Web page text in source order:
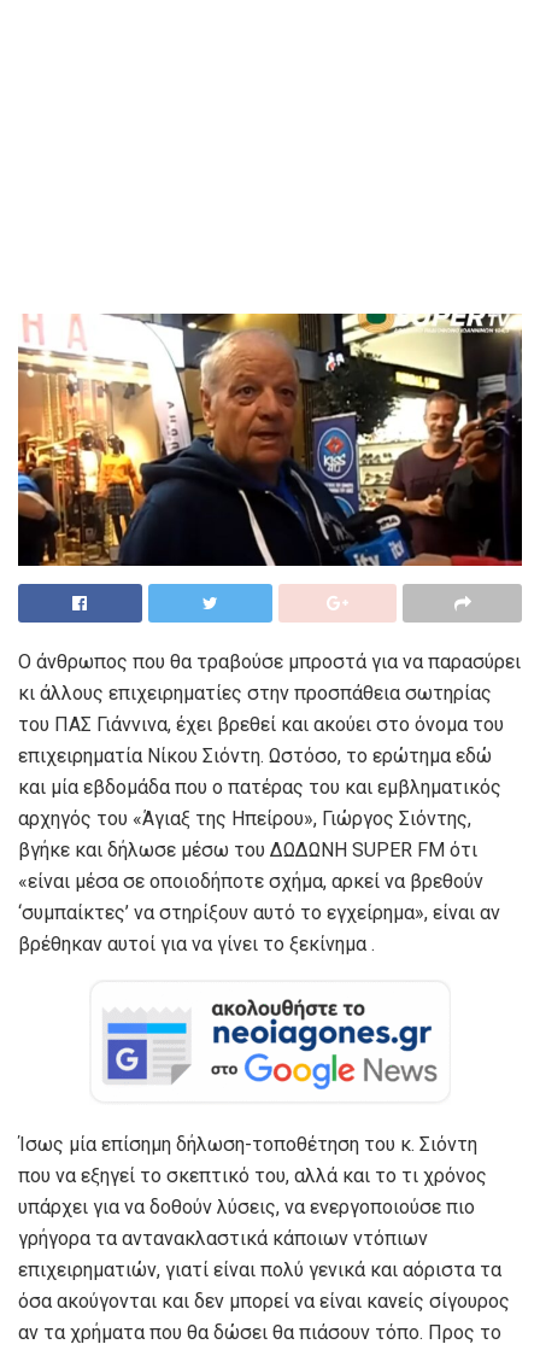
Ο άνθρωπος που θα τραβούσε μπροστά για να παρασύρει
κι άλλους επιχειρηματίες στην προσπάθεια σωτηρίας
του ΠΑΣ Γιάννινα, έχει βρεθεί και ακούει στο όνομα του
επιχειρηματία Νίκου Σιόντη. Ωστόσο, το ερώτημα εδώ
και μία εβδομάδα που ο πατέρας του και εμβληματικός
αρχηγός του «Άγιαξ της Ηπείρου», Γιώργος Σιόντης,
βγήκε και δήλωσε μέσω του ΔΩΔΩΝΗ SUPER FM ότι
«είναι μέσα σε οποιοδήποτε σχήμα, αρκεί να βρεθούν
‘συμπαίκτες’ να στηρίξουν αυτό το εγχείρημα», είναι αν
βρέθηκαν αυτοί για να γίνει το ξεκίνημα .
Ίσως μία επίσημη δήλωση-τοποθέτηση του κ. Σιόντη
που να εξηγεί το σκεπτικό του, αλλά και το τι χρόνος
υπάρχει για να δοθούν λύσεις, να ενεργοποιούσε πιο
γρήγορα τα αντανακλαστικά κάποιων ντόπιων
επιχειρηματιών, γιατί είναι πολύ γενικά και αόριστα τα
όσα ακούγονται και δεν μπορεί να είναι κανείς σίγουρος
αν τα χρήματα που θα δώσει θα πιάσουν τόπο. Προς το